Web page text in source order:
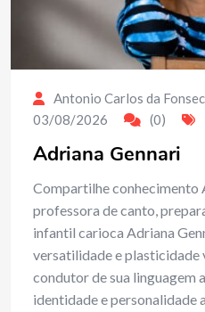
Antonio Carlos da
03/08/2026
(0)
Adriana Gennari
Compartilhe conhecimento
professora de canto,
infantil carioca Adriana
versatilidade e plasticidade
condutor de sua linguagem
identidade e personalidade